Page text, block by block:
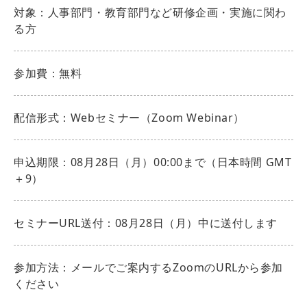
対象：人事部門・教育部門など研修企画・実施に関わ
る方
参加費：無料
配信形式：Webセミナー（Zoom Webinar）
申込期限：08月28日（月）00:00まで（日本時間 GMT
＋9）
セミナーURL送付：08月28日（月）中に送付します
参加方法：メールでご案内するZoomのURLから参加
ください